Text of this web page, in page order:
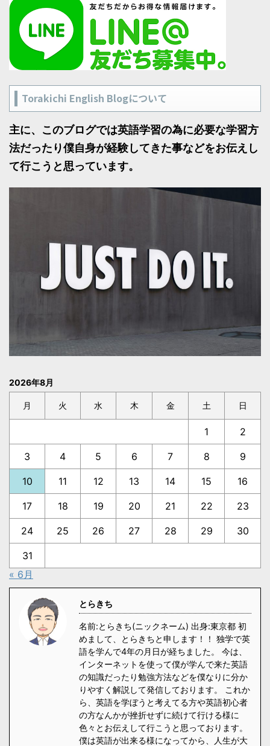
Torakichi English Blogについて
主に、このブログでは英語学習の為に必要な学習方
法だったり僕自身が経験してきた事などをお伝えし
て行こうと思っています。
2026年8月
月 火 水 木 金 土 日
1 2
3 4 5 6 7 8 9
10 11 12 13 14 15 16
17 18 19 20 21 22 23
24 25 26 27 28 29 30
31
« 6月
とらきち
名前:とらきち(ニックネーム) 出身:東京都 初
めまして、とらきちと申します！！ 独学で英
語を学んで4年の月日が経ちました。 今は、
インターネットを使って僕が学んで来た英語
の知識だったり勉強方法などを僕なりに分か
りやすく解説して発信しております。 これか
ら、英語を学ぼうと考えてる方や英語初心者
の方なんかが挫折せずに続けて行ける様に
色々とお伝えして行こうと思っております。
僕は英語が出来る様になってから、人生が大